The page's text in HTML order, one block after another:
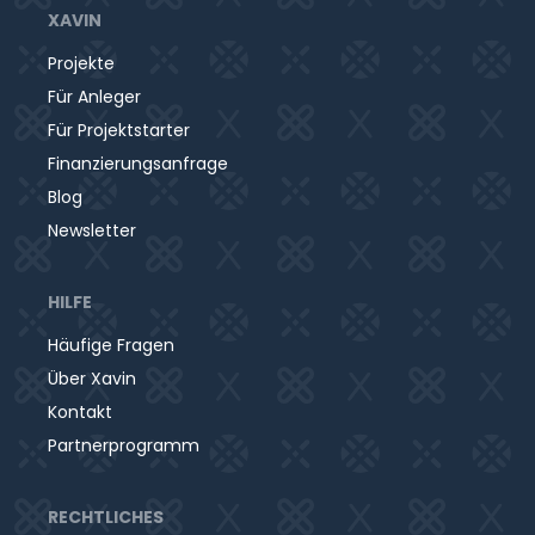
eine schöne Außenanlage runden das Konzept ab
angenehm gestalten.
XAVIN
Projekte
Für Anleger
Für Projektstarter
Finanzierungsanfrage
Blog
Newsletter
HILFE
Häufige Fragen
Über Xavin
Kontakt
Partnerprogramm
RECHTLICHES